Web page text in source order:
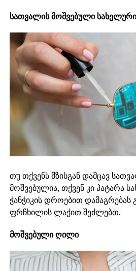
სათვალის მოშვებული სახელური
თუ თქვენს მზისგან დამცავ
მოშვებულია, თქვენ კი პატარა
ჭანჭიკის დროებით დამაგრებას
ფრჩხილის ლაქით შეძლებთ.
მოშვებული ღილი